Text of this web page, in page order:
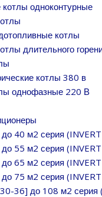
одноконтурные
котлы
длительного
котлы 380 в
однофазные 220 В
40 м2 серия
55 м2 серия
65 м2 серия
75 м2 серия
36] до 108 м2 серия